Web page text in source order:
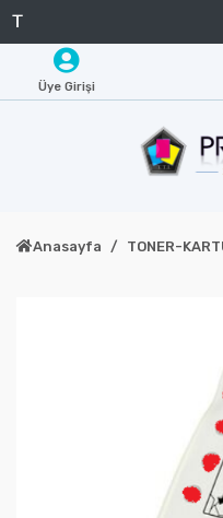
Üye Girişi
Anasayfa TONER-